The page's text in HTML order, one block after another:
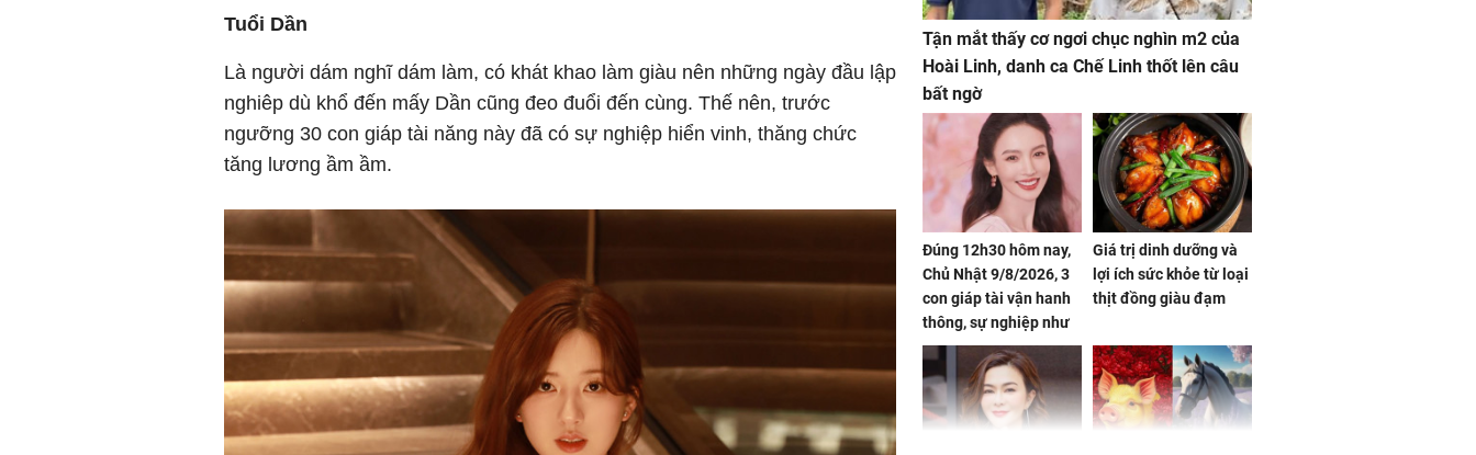
Tuổi Dần
Là người dám nghĩ dám làm, có khát khao làm giàu nên những ngày đầu lập
nghiêp dù khổ đến mấy Dần cũng đeo đuổi đến cùng. Thế nên, trước
ngưỡng 30 con giáp tài năng này đã có sự nghiệp hiển vinh, thăng chức
tăng lương ầm ầm.
Tận mắt thấy cơ ngơi chục nghìn m2 của
Hoài Linh, danh ca Chế Linh thốt lên câu
bất ngờ
Đúng 12h30 hôm nay,
Chủ Nhật 9/8/2026, 3
con giáp tài vận hanh
thông, sự nghiệp như
'cá chép hóa Rồng', vét
cạn lộc lá trong thiên
hạ
Giá trị dinh dưỡng và
lợi ích sức khỏe từ loại
thịt đồng giàu đạm